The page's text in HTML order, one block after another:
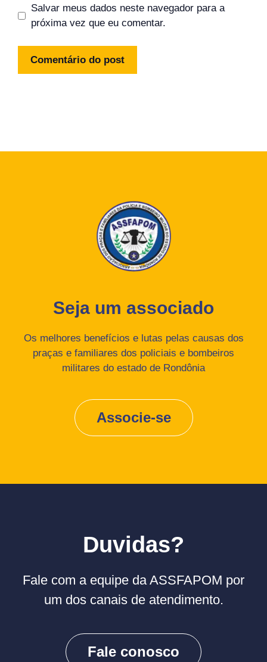
Salvar meus dados neste navegador para a
próxima vez que eu comentar.
Seja um associado
Os melhores benefícios e lutas pelas causas dos
praças e familiares dos policiais e bombeiros
militares do estado de Rondônia
Associe-se
Duvidas?
Fale com a equipe da ASSFAPOM por
um dos canais de atendimento.
Fale conosco